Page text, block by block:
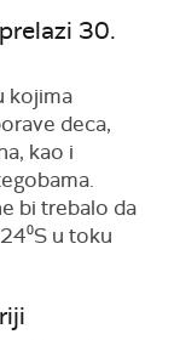
30.
kojima
deca,
kao i
bi trebalo da
u toku